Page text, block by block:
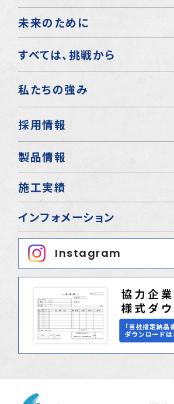
未来のために
すべては、挑戦から
私たちの強み
採用情報
製品情報
施工実績
インフォメーション
Instagram